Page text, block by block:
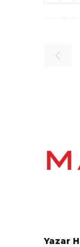
Yazar